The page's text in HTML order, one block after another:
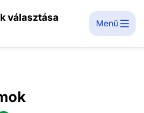
választása
Menü